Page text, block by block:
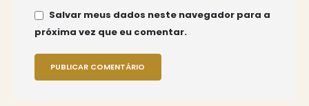
Salvar meus dados neste navegador para a
próxima vez que eu comentar.